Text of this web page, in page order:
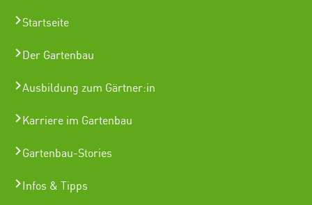
Startseite
Der Gartenbau
Ausbildung zum Gärtner:in
Karriere im Gartenbau
Gartenbau-Stories
Infos & Tipps